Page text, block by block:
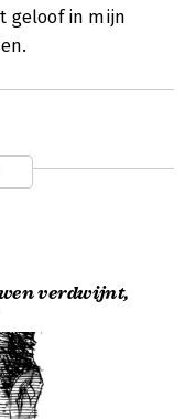
geloof in mijn
verdwijnt,